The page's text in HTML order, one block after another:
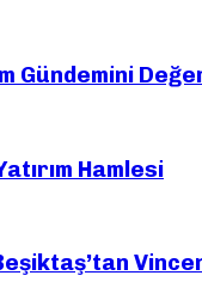
Gündemini
Hamlesi